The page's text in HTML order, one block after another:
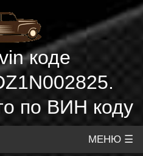
коде
по ВИН коду
МЕНЮ ☰